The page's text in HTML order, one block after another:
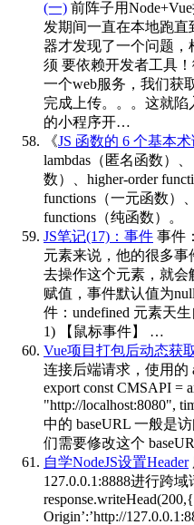
(一) 前阵子用
发期间一直在本地跑
器才发现了一个问题，
须 要依赖开发者工具
一个web服务，我们获
完成上传。。。这就
的小程序开…
《JS 函数的 6 个基本
lambdas（匿名函数）
数）、higher-order
functions（一元函数）
functions（纯函数）。
JS笔记(17)：事件 事件
元素来说，他的很多
去操作这个元素，就会
赋值，事件默认值为
件：undefined 元素天
1) 【鼠标事件】 …
Vue项目打包后动态获
连接后端请求，使用的
export const CMSAPI =
"http://localhost:8080",
中的 baseURL 一般是
们需要修改这个
自学NodeJS设置Header
127.0.0.1:8888进行跨
Origin’:’http://